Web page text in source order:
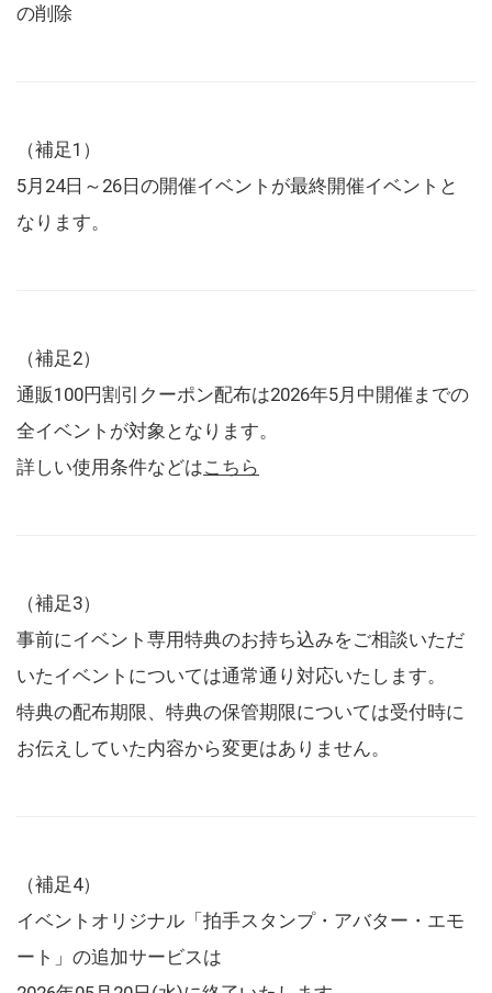
の削除
（補足1）
5月24日～26日の開催イベントが最終開催イベントと
なります。
（補足2）
通販100円割引クーポン配布は2026年5月中開催までの
全イベントが対象となります。
詳しい使用条件などはこちら
（補足3）
事前にイベント専用特典のお持ち込みをご相談いただ
いたイベントについては通常通り対応いたします。
特典の配布期限、特典の保管期限については受付時に
お伝えしていた内容から変更はありません。
（補足4）
イベントオリジナル「拍手スタンプ・アバター・エモ
ート」の追加サービスは